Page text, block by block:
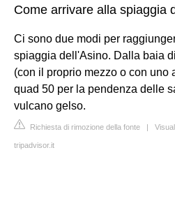
Come arrivare alla spiaggia
Ci sono due modi per
spiaggia dell'Asino. Dalla baia
(con il proprio mezzo o con uno
quad 50 per la pendenza delle
vulcano gelso.
Richiesta di rimozione della fonte |
tripadvisor.it